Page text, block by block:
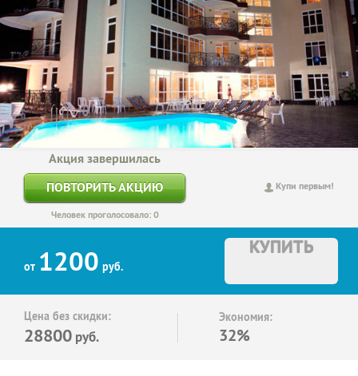
Купи первым!
Акция завершилась
ПОВТОРИТЬ АКЦИЮ
Человек проголосовало: 0
от 1200 руб.
КУПИТЬ
Цена без скидки:
28800 руб.
Экономия:
32%